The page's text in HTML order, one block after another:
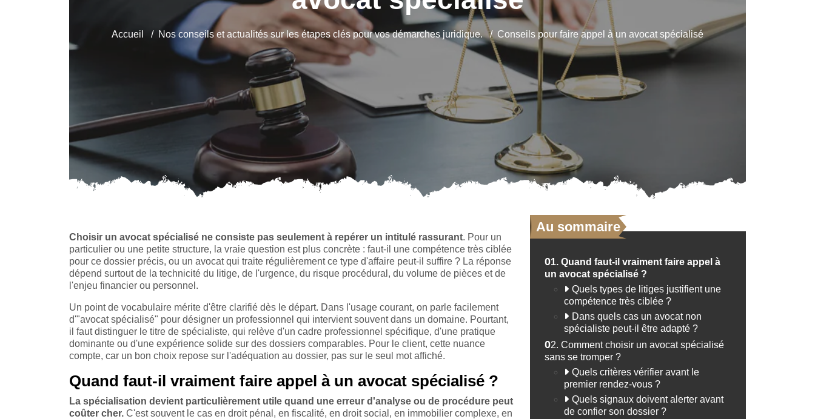
Accueil Nos conseils et actualités sur les étapes clés pour vos démarches juridique. Conseils pour faire appel à un avocat spécialisé
Choisir un avocat spécialisé ne consiste pas seulement à repérer un intitulé rassurant. Pour un
particulier ou une petite structure, la vraie question est plus concrète : faut-il une compétence très ciblée
pour ce dossier précis, ou un avocat qui traite régulièrement ce type d'affaire peut-il suffire ? La réponse
dépend surtout de la technicité du litige, de l'urgence, du risque procédural, du volume de pièces et de
l'enjeu financier ou personnel.
Un point de vocabulaire mérite d'être clarifié dès le départ. Dans l'usage courant, on parle facilement
d'"avocat spécialisé" pour désigner un professionnel qui intervient souvent dans un domaine. Pourtant,
il faut distinguer le titre de spécialiste, qui relève d'un cadre professionnel spécifique, d'une pratique
dominante ou d'une expérience solide sur des dossiers comparables. Pour le client, cette nuance
compte, car un bon choix repose sur l'adéquation au dossier, pas sur le seul mot affiché.
Quand faut-il vraiment faire appel à un avocat spécialisé ?
La spécialisation devient particulièrement utile quand une erreur d'analyse ou de procédure peut
coûter cher. C'est souvent le cas en droit pénal, en fiscalité, en droit social, en immobilier complexe, en
Au sommaire
01. Quand faut-il vraiment faire appel à
un avocat spécialisé ?
Quels types de litiges justifient une
compétence très ciblée ?
Dans quels cas un avocat non
spécialiste peut-il être adapté ?
02. Comment choisir un avocat spécialisé
sans se tromper ?
Quels critères vérifier avant le
premier rendez-vous ?
Quels signaux doivent alerter avant
de confier son dossier ?